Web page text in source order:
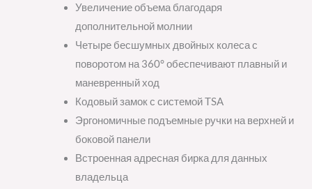
Увеличение объема благодаря
дополнительной молнии
Четыре бесшумных двойных колеса с
поворотом на 360° обеспечивают плавный и
маневренный ход
Кодовый замок с системой TSA
Эргономичные подъемные ручки на верхней и
боковой панели
Встроенная адресная бирка для данных
владельца